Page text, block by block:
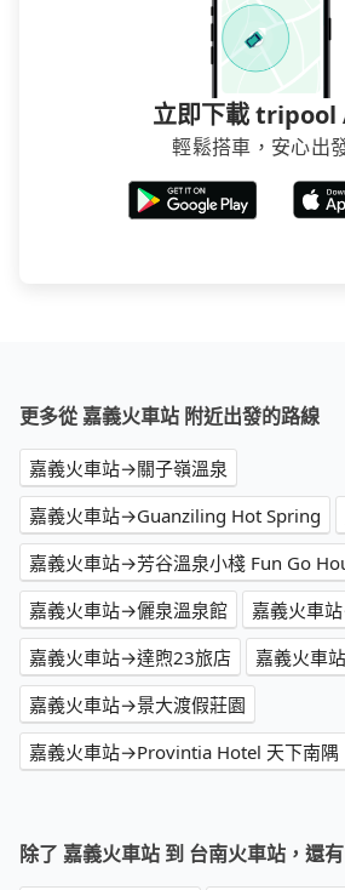
立即下載 tripool
輕鬆搭車，安心出
更多從 嘉義火車站 附近出發的路線
嘉義火車站→關子嶺溫泉
嘉義火車站→Guanziling Hot Spring
嘉義火車站→儷泉溫泉館
嘉義火車
嘉義火車站→達煦23旅店
嘉義火車
嘉義火車站→景大渡假莊園
嘉義火車站→Provintia Hotel 天下南隅
除了 嘉義火車站 到 台南火車站，還